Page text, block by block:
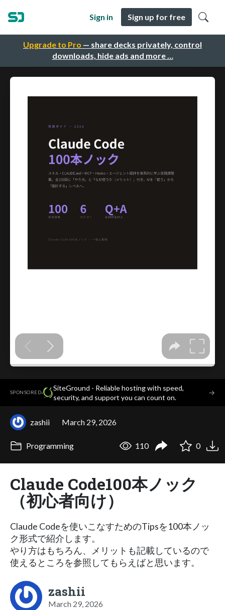
Upgrade to Pro — share decks privately, control
downloads, hide ads and more …
Sign in Sign up for free
SPONSORED·
SiteGround - Reliable hosting with speed,
security, and support you can count on.
→
zashii March 29, 2026
Programming 110 0
Claude Code100本ノック
（初心者向け）
Claude Codeを使いこなすためのTipsを100本ノッ
ク形式で紹介します。
やり方はもちろん、メリットも記載しているので
使えるところを参照してもらえばと思います。
zashii
March 29, 2026